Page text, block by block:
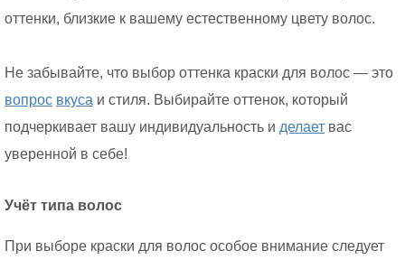
оттенки, близкие к вашему естественному цвету волос.
Не забывайте, что выбор оттенка краски для волос — это
вопрос вкуса и стиля. Выбирайте оттенок, который
подчеркивает вашу индивидуальность и делает вас
уверенной в себе!
Учёт типа волос
При выборе краски для волос особое внимание следует